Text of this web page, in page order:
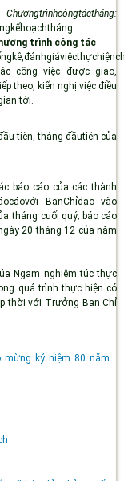
Chươngtrìnhcôngtáctháng:
kếhoạchtháng.
trình công tác
giá
công việc được giao,
theo, kiến nghị việc điều
tới.
tiên, tháng đầutiên của
báo cáo của các thành
BanChỉđạo vào
tháng cuối quý; báo cáo
20 tháng 12 của năm
Ngam nghiêm túc thực
quá trình thực hiện có
thời với Trưởng Ban Chỉ
kỷ niệm 80 năm